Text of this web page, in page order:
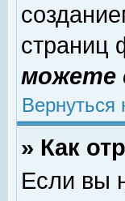
страниц
можете
Вернуться
» Как
Если вы